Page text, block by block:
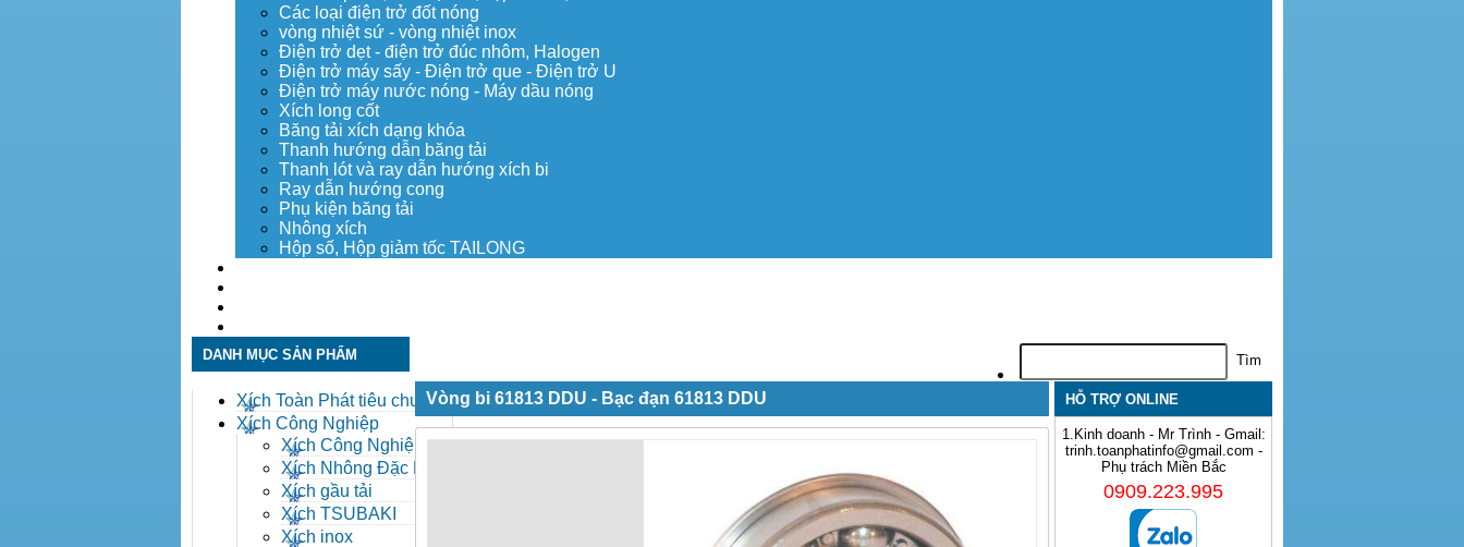
Các loại điện trở đốt nóng
vòng nhiệt sứ - vòng nhiệt inox
Điện trở dẹt - điện trở đúc nhôm, Halogen
Điện trở máy sấy - Điện trở que - Điện trở U
Điện trở máy nước nóng - Máy dầu nóng
Xích long cốt
Băng tải xích dạng khóa
Thanh hướng dẫn băng tải
Thanh lót và ray dẫn hướng xích bi
Ray dẫn hướng cong
Phụ kiện băng tải
Nhông xích
Hộp số, Hộp giảm tốc TAILONG
DANH MỤC SẢN PHẨM
Xích Toàn Phát tiêu chuẩn
ANSI
Xích Công Nghiệp
Xích Công Nghiệp -
Xich Cong Nghiep
Xích Nhông Đặc Biệt
Xích gầu tải
Xích TSUBAKI
Xích inox
Vòng bi 61813 DDU - Bạc đạn 61813 DDU HỖ TRỢ ONLINE
1.Kinh doanh - Mr Trình - Gmail:
trinh.toanphatinfo@gmail.com -
Phụ trách Miền Bắc
0909.223.995